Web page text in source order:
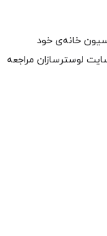
خانه‌ی خود
لوسترسازان مراجعه